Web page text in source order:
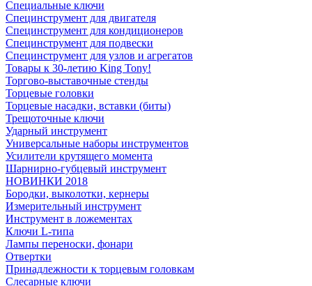
Специальные ключи
Специнструмент для двигателя
Специнструмент для кондиционеров
Специнструмент для подвески
Специнструмент для узлов и агрегатов
Товары к 30-летию King Tony!
Торгово-выставочные стенды
Торцевые головки
Торцевые насадки, вставки (биты)
Трещоточные ключи
Ударный инструмент
Универсальные наборы инструментов
Усилители крутящего момента
Шарнирно-губцевый инструмент
НОВИНКИ 2018
Бородки, выколотки, кернеры
Измерительный инструмент
Инструмент в ложементах
Ключи L-типа
Лампы переноски, фонари
Отвертки
Принадлежности к торцевым головкам
Слесарные ключи